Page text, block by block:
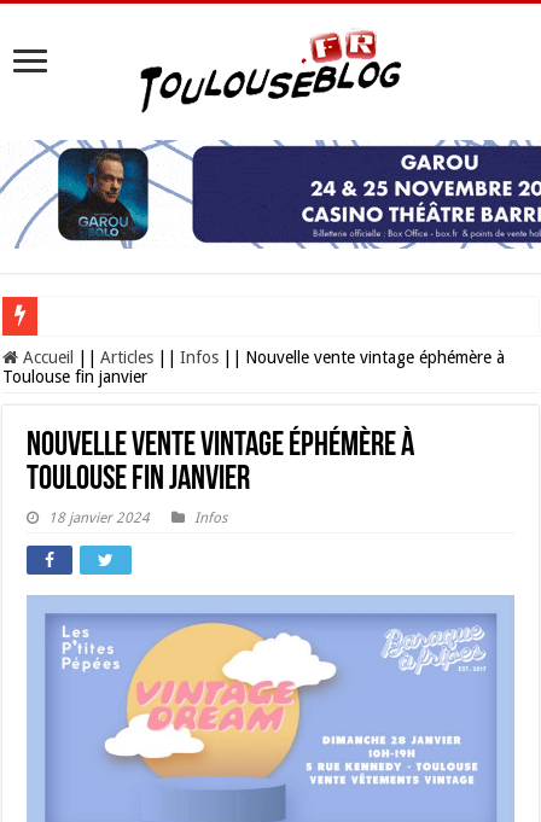
Les Nocturnes de la Cité de l’espace 2026 : l’événement incontournable de
Accueil Articles Infos
Nouvelle vente vintage éphémère à
Toulouse fin janvier
Nouvelle vente vintage éphémère à
Toulouse fin janvier
18 janvier 2024 Infos